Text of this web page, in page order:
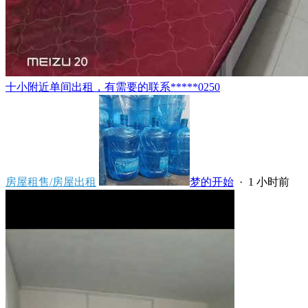
十小附近单间出租，有需要的联系*****0250
房屋租售/房屋出租 梦的开始 · 1 小时前